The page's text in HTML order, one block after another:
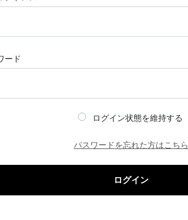
ード
ログイン状態を維持する
パスワードを忘れた方はこちら
ログイン